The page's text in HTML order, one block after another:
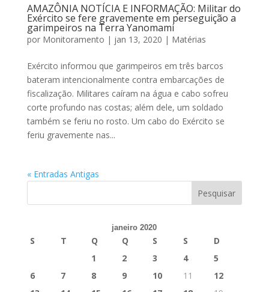
AMAZÔNIA NOTÍCIA E INFORMAÇÃO: Militar do
Exército se fere gravemente em perseguição a
garimpeiros na Terra Yanomami
por Monitoramento | jan 13, 2020 | Matérias
Exército informou que garimpeiros em três barcos
bateram intencionalmente contra embarcações de
fiscalização. Militares caíram na água e cabo sofreu
corte profundo nas costas; além dele, um soldado
também se feriu no rosto. Um cabo do Exército se
feriu gravemente nas...
« Entradas Antigas
janeiro 2020
S T Q Q S S
D
1
2 3 4
5
6
7 8 9 10 11
12